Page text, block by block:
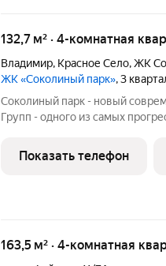
132,7 м² · 4-комнатная
Владимир, Красное Село,ЖК
ЖК «Соколиный парк», 3
Соколиный парк - новый
Групп - одного из самых
города Владимир, в
транспортной артерии города -
Показать телефон
163,5 м² · 4-комнатная